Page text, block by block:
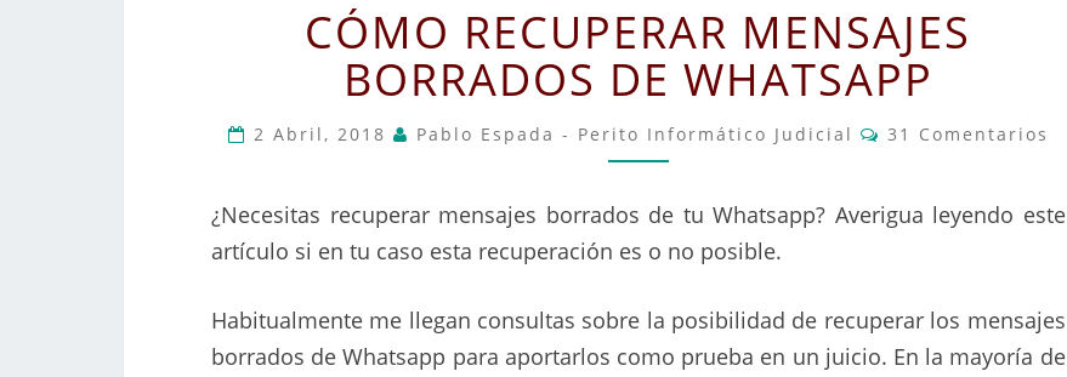
RECUPERAR
MENSAJES
BORRADOS
WHATSAPP
CÓMO RECUPERAR MENSAJES
BORRADOS DE WHATSAPP
2 Abril, 2018 Pablo Espada - Perito Informático Judicial Comentarios
31 Comentarios
¿Necesitas recuperar mensajes borrados de tu Whatsapp? Averigua leyendo este
artículo si en tu caso esta recuperación es o no posible.
Habitualmente me llegan consultas sobre la posibilidad de recuperar los mensajes
borrados de Whatsapp para aportarlos como prueba en un juicio. En la mayoría de